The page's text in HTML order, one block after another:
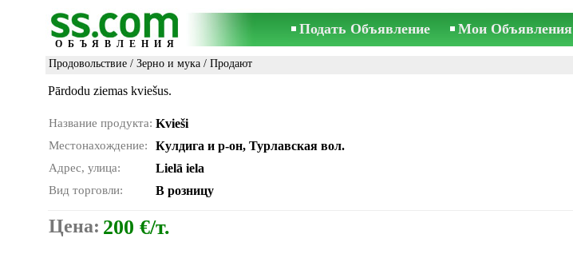
ОБЪЯВЛЕНИЯ
Подать Объявление Мои Объявления
Продовольствие / Зерно и мука / Продают
Pārdodu ziemas kviešus.
Название продукта: Kvieši
Местонахождение: Кулдига и р-он, Турлавская вол.
Адрес, улица: Lielā iela
Вид торговли: В розницу
Цена: 200 €/т.